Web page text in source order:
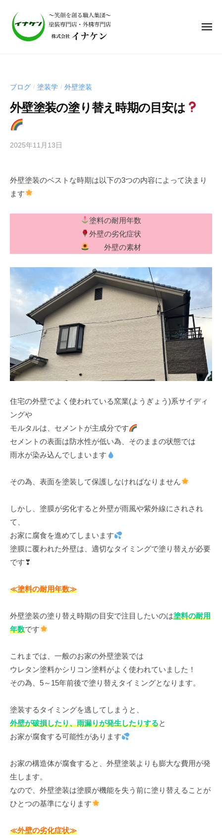
会
イ
ナ
ン
笑
顔
集
団
、
・
外
構
門
店
ブログ / 塗装学 / 外壁塗装
外壁塗装の塗り替え時期の目安は
2025年11月13日
n
n
外壁塗装のベストな時期は以下の3つの内容によって決まり
ます
塗料の耐用年数
外壁の劣化症状
外壁の素材
住宅の外壁でよく使われている窯業(ようぎょう)系サイディ
ングや
モルタルは、セメントが主成分です
セメントの表面は防水性が低い為、そのままの状態では
雨水が染み込んでしまいます
その為、表面を塗装して保護しなければなりません
しかし、塗膜が劣化すると外壁が雨風や紫外線にされされ
て、
お家に腐食を進めてしまいます
塗膜に覆われた外壁は、適切なタイミングで塗り替えが必要
です❣
≪塗料の耐用年数≫
外壁塗装の塗り替え時期の目安で注目したいのは塗料の耐用
年数です
これまでは、一般のお家の外壁塗装では
ウレタン塗料かシリコン塗料がよく使われていました！
その為、5～15年前後で塗り替えタイミングとなります。
塗装するタイミングを逃してしまうと、
外壁が破損したり、雨漏りが発生したりすると
お家が腐食する可能性があります
お家の構造体が腐食すると、外壁塗装よりも膨大な費用が発
生します。
なので、外壁塗装は塗膜が機能を失う前に塗り替えることが
ひとつの基準になります
≪外壁の劣化症状≫
式
会
社
ン
笑
顔
を
作
人
集
、
構
専
門